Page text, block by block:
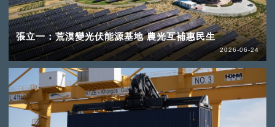
張立一：荒漠變光伏能源基地 農光互補惠民生
2026-06-24